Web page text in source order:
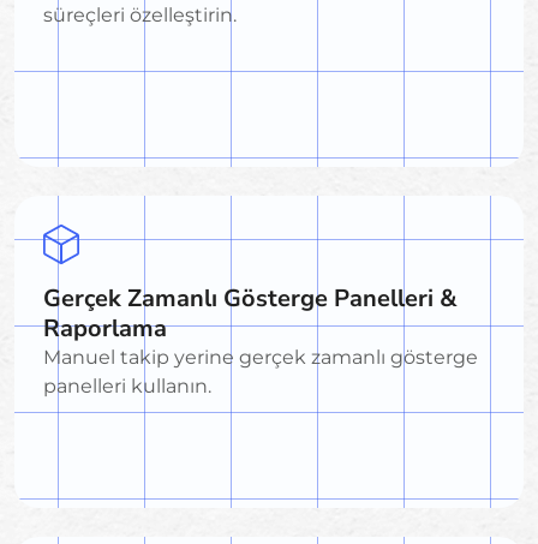
süreçleri özelleştirin.
Gerçek Zamanlı Gösterge Panelleri &
Raporlama
Manuel takip yerine gerçek zamanlı gösterge
panelleri kullanın.